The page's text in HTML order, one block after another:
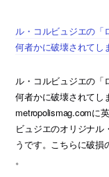
ル・コルビュジエの「
何者かに破壊されてし
ル・コルビュジエの「
何者かに破壊されてし
metropolismag.comに
ビュジエのオリジナル
うです。こちらに破損
。